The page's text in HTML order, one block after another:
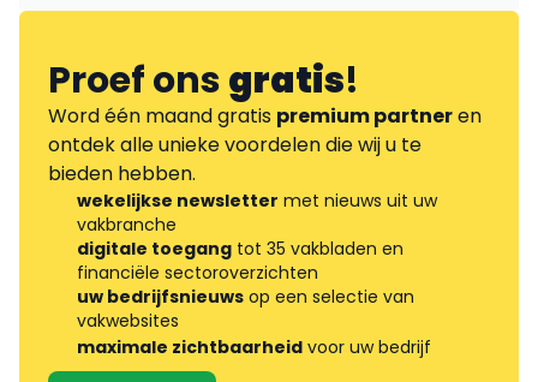
Proef onsgratis!
Word één maand gratis premium partneren
ontdek alle unieke voordelen die wij u te
bieden hebben.
wekelijkse newsletter met nieuws uit uw
vakbranche
digitale toegang tot 35 vakbladen en
financiële sectoroverzichten
uw bedrijfsnieuws op een selectie van
vakwebsites
maximale zichtbaarheid voor uw bedrijf